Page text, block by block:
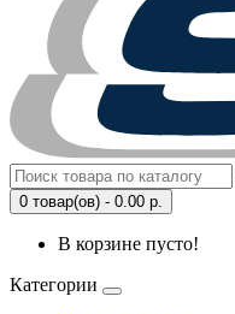
0 товар(ов) - 0.00 р.
В корзине пусто!
Категории